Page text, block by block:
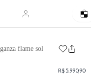
flame sol
R$ 5.990,90